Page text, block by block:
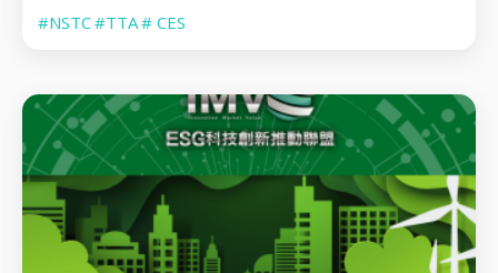
#NSTC#TTA# CES